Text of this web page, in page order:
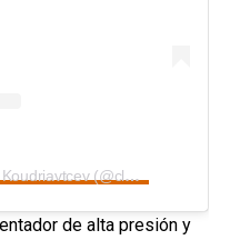
A post shared by Alexander Koudriavtcev (@clockworknight)
de alta presión y